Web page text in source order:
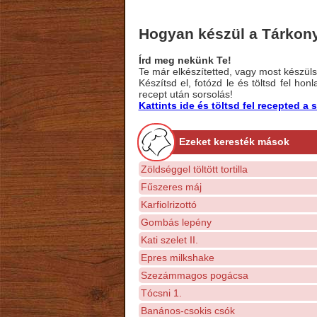
Hogyan készül a
Írd meg nekünk Te!
Te már elkészítetted, vagy most
Készítsd el, fotózd le és töltsd fel
recept után sorsolás!
Kattints ide és töltsd fel recepted a
Ezeket keresték mások
Zöldséggel töltött tortilla
Fűszeres máj
Karfiolrizottó
Gombás lepény
Kati szelet II.
Epres milkshake
Szezámmagos pogácsa
Tócsni 1.
Banános-csokis csók